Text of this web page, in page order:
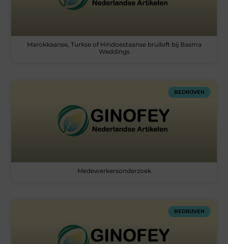
Marokkaanse, Turkse of Hindoestaanse bruiloft bij Basma
Weddings
BEDRIJVEN
Medewerkersonderzoek
BEDRIJVEN